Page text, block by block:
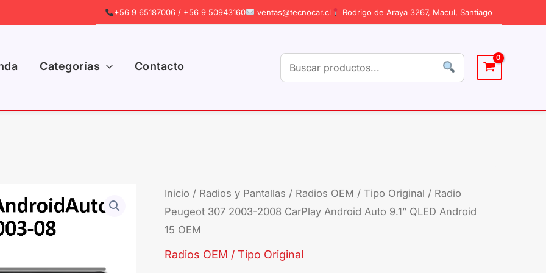
+56 9 65187006 / +56 9 50943160 ventas@tecnocar.cl Rodrigo de Araya 3267, Macul, Santiago
Categorías Contacto
Inicio / Radios y Pantallas / Radios OEM / Tipo Original / Radio
Peugeot 307 2003-2008 CarPlay Android Auto 9.1” QLED Android
15 OEM
Radios OEM / Tipo Original